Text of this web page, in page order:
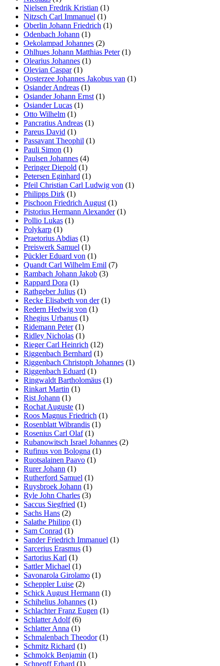
Nielsen Fredrik Kristian (1)
Nitzsch Carl Immanuel (1)
Oberlin Johann Friedrich (1)
Odenbach Johann (1)
Oekolampad Johannes (2)
Ohlhues Johann Matthias Peter(1)
Olearius Johannes (1)
Olevian Caspar(1)
Oosterzee Johannes Jakobus van (1)
Osiander Andreas (1)
Osiander Johann Ernst (1)
Osiander Lucas (1)
Otto Wilhelm (1)
Pancratius Andreas (1)
Pareus David (1)
Passavant Theophil (1)
Pauli Simon (1)
Paulsen Johannes (4)
Peringer Diepold (1)
Petersen Eginhard (1)
Pfeil Christian Carl Ludwig von (1)
Philipps Dirk (1)
Pischoon Friedrich August (1)
Pistorius Hermann Alexander(1)
Pollio Lukas (1)
Polykarp (1)
Praetorius Abdias (1)
Preiswerk Samuel (1)
Pückler Eduard von (1)
Quandt Carl Wilhelm Emil (7)
Rambach Johann Jakob (3)
Rappard Dora (1)
Rathgeber Julius (1)
Recke Elisabeth von der(1)
Redern Hedwig von (1)
Rhegius Urbanus (1)
Ridemann Peter(1)
Ridley Nicholas (1)
Rieger Carl Heinrich (12)
Riggenbach Bernhard (1)
Riggenbach Christoph Johannes (1)
Riggenbach Eduard (1)
Ringwaldt Bartholomäus (1)
Rinkart Martin (1)
Rist Johann (1)
Rochat Auguste (1)
Roos Magnus Friedrich (1)
Rosenblatt Wibrandis (1)
Rosenius Carl Olaf(1)
Rubanowitsch Israel Johannes (2)
Rufinus von Bologna (1)
Ruotsalainen Paavo (1)
Rurer Johann (1)
Rutherford Samuel (1)
Ruysbroek Johann (1)
Ryle John Charles (3)
Saccus Siegfried (1)
Sachs Hans (2)
Salathe Philipp (1)
Sam Conrad (1)
Sander Friedrich Immanuel (1)
Sarcerius Erasmus (1)
Sartorius Karl (1)
Sattler Michael (1)
Savonarola Girolamo (1)
Scheppler Luise (2)
Schick August Hermann (1)
Schihelius Johannes (1)
Schlachter Franz Eugen (1)
Schlatter Adolf(6)
Schlatter Anna (1)
Schmalenbach Theodor(1)
Schmitz Richard (1)
Schmolck Benjamin (1)
Schnepff Erhard (1)